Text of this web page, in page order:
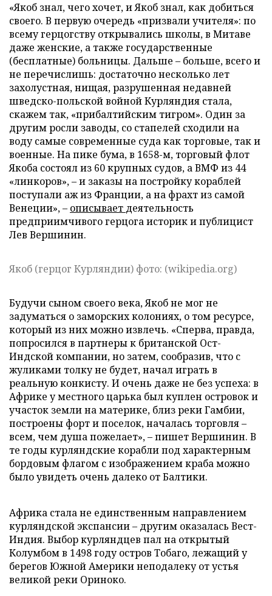
«Якоб знал, чего хочет, и Якоб знал, как добиться
своего. В первую очередь «призвали учителя»: по
всему герцогству открывались школы, в Митаве
даже женские, а также государственные
(бесплатные) больницы. Дальше – больше, всего и
не перечислишь: достаточно несколько лет
захолустная, нищая, разрушенная недавней
шведско-польской войной Курляндия стала,
скажем так, «прибалтийским тигром». Один за
другим росли заводы, со стапелей сходили на
воду самые современные суда как торговые, так и
военные. На пике бума, в 1658-м, торговый флот
Якоба состоял из 60 крупных судов, а ВМФ из 44
«линкоров», – и заказы на постройку кораблей
поступали аж из Франции, а на фрахт из самой
Венеции», – описывает деятельность
предприимчивого герцога историк и публицист
Лев Вершинин.
Якоб (герцог Курляндии) фото: (wikipedia.org)
Будучи сыном своего века, Якоб не мог не
задуматься о заморских колониях, о том ресурсе,
который из них можно извлечь. «Сперва, правда,
попросился в партнеры к британской Ост-
Индской компании, но затем, сообразив, что с
жуликами толку не будет, начал играть в
реальную конкисту. И очень даже не без успеха: в
Африке у местного царька был куплен островок и
участок земли на материке, близ реки Гамбии,
построены форт и поселок, началась торговля –
всем, чем душа пожелает», – пишет Вершинин. В
те годы курляндские корабли под характерным
бордовым флагом с изображением краба можно
было увидеть очень далеко от Балтики.
Африка стала не единственным направлением
курляндской экспансии – другим оказалась Вест-
Индия. Выбор курляндцев пал на открытый
Колумбом в 1498 году остров Тобаго, лежащий у
берегов Южной Америки неподалеку от устья
великой реки Ориноко.